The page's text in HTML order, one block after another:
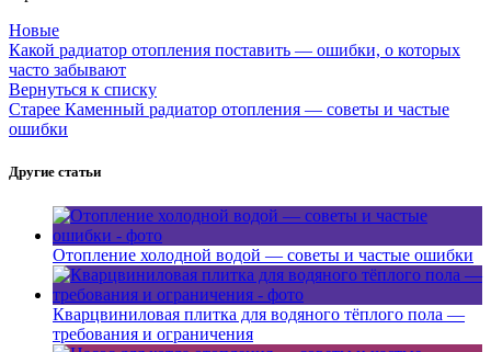
Новые
Какой радиатор отопления поставить — ошибки, о которых
часто забывают
Вернуться к списку
Старее Каменный радиатор отопления — советы и частые
ошибки
Другие статьи
Отопление холодной водой — советы и частые ошибки
Кварцвиниловая плитка для водяного тёплого пола —
требования и ограничения